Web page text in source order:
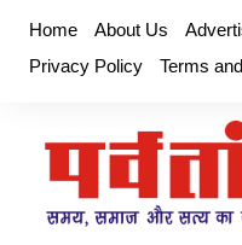
content
Home About Us
Privacy Policy
Terms